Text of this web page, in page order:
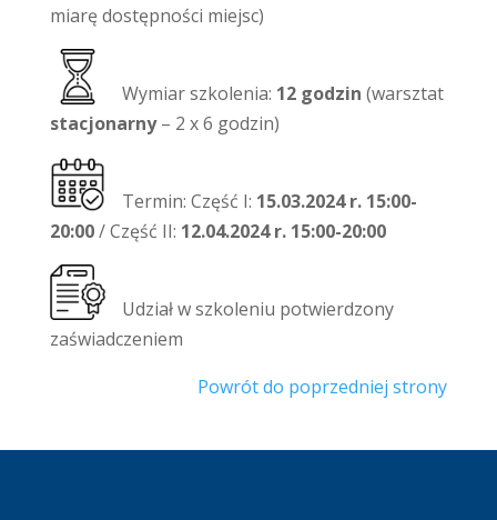
miarę dostępności miejsc)
Wymiar szkolenia: 12 godzin (warsztat
stacjonarny– 2 x 6 godzin)
Termin: Część I: 15.03.2024 r. 15:00-
20:00/ Część II: 12.04.2024 r. 15:00-20:00
Udział w szkoleniu potwierdzony
zaświadczeniem
Powrót do poprzedniej strony